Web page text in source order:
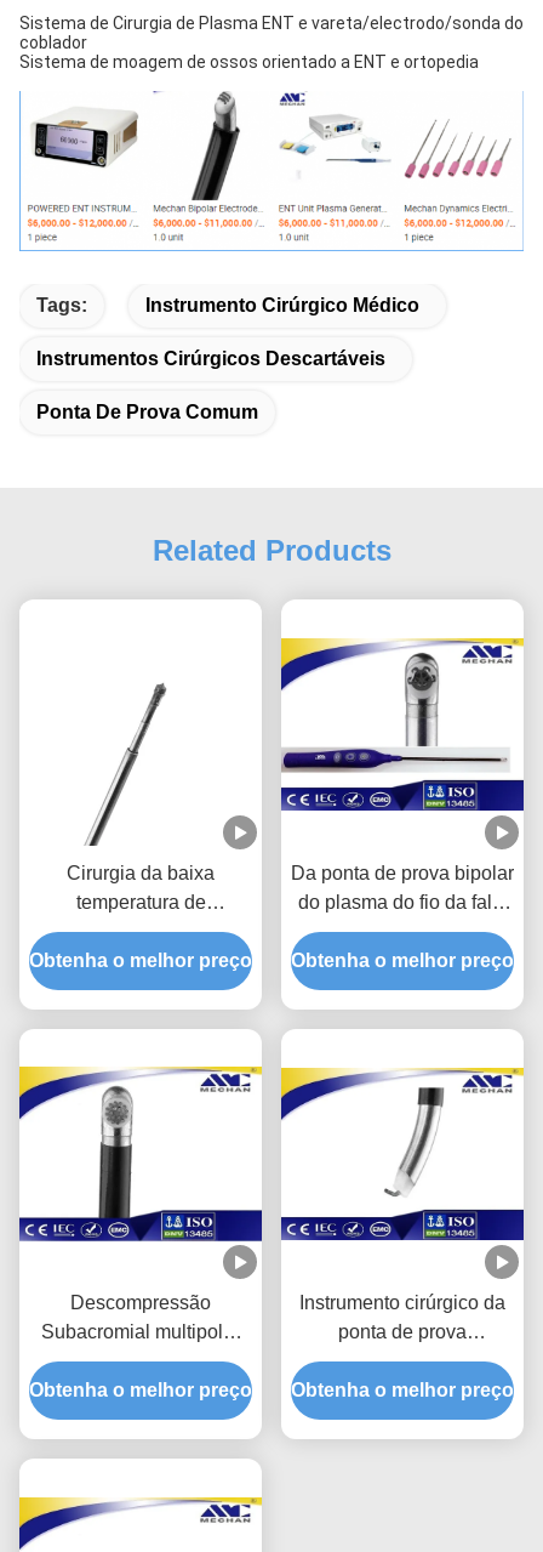
Sistema de Cirurgia de Plasma ENT e vareta/electrodo/sonda do
coblador
Sistema de moagem de ossos orientado a ENT e ortopedia
Tags: Instrumento Cirúrgico Médico
Instrumentos Cirúrgicos Descartáveis
Ponta De Prova Comum
Related Products
Cirurgia da baixa
temperatura de
instrumento médico da
ponta de prova da
precisão para a vértebra
Obtenha o melhor preço
Da ponta de prova bipolar
do plasma do fio da falta
instrumento cirúrgico com
interruptor do dedo
Obtenha o melhor preço
Descompressão
Subacromial multipolar
de PrecisionFor do
instrumento cirúrgico da
ponta de prova
Obtenha o melhor preço
Instrumento cirúrgico da
ponta de prova
Subacromial da
descompressão
conveniente para o disco
Obtenha o melhor preço